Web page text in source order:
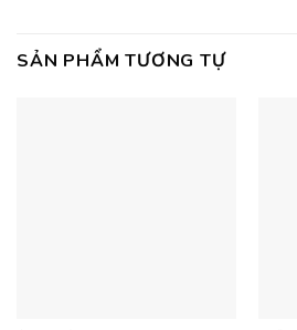
SẢN PHẨM TƯƠNG TỰ